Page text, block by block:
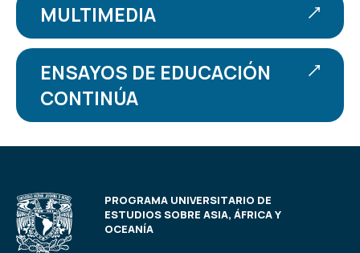
MULTIMEDIA
ENSAYOS DE EDUCACIÓN
CONTINÚA
PROGRAMA UNIVERSITARIO DE
ESTUDIOS SOBRE ASIA, ÁFRICA Y
OCEANÍA